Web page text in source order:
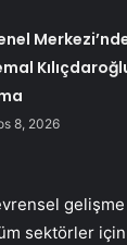
8, 2026
sektörler